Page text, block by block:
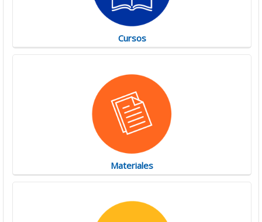
Cursos
Materiales